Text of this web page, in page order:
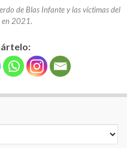
de Blas Infante y las víctimas del
en 2021.